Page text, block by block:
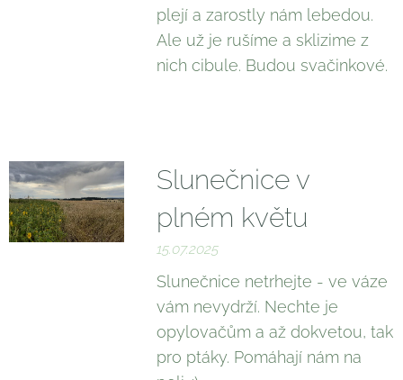
plejí a zarostly nám lebedou.
Ale už je rušíme a sklizime z
nich cibule. Budou svačinkové.
Slunečnice v
plném květu
15.07.2025
Slunečnice netrhejte - ve váze
vám nevydrží. Nechte je
opylovačům a až dokvetou, tak
pro ptáky. Pomáhají nám na